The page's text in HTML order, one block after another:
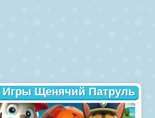
Игры Щенячий Патруль